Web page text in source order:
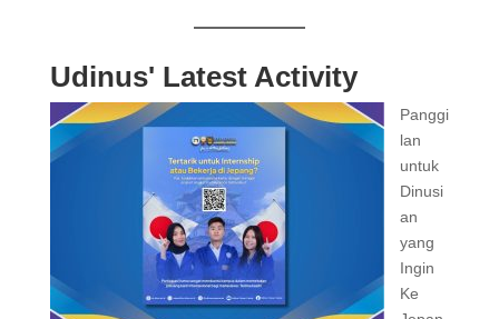
Udinus' Latest Activity
Panggi
lan
untuk
Dinusi
an
yang
Ingin
Ke